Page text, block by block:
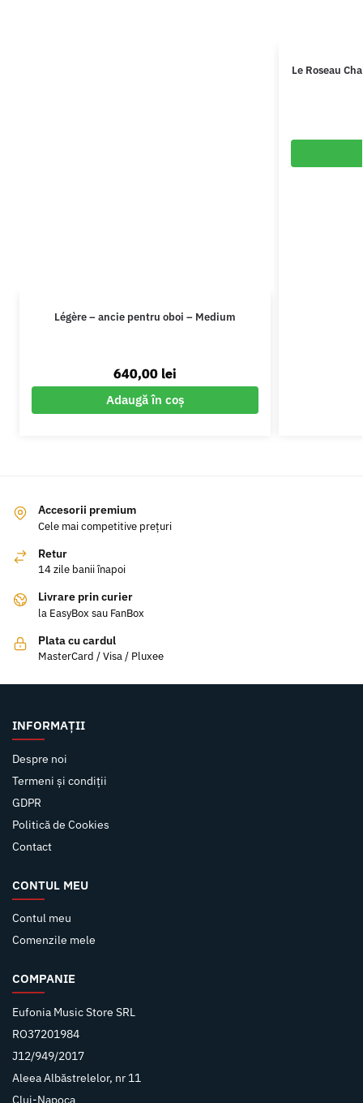
Légère – ancie pentru oboi – Medium
640,00 lei
Adaugă în coș
Le Roseau
Accesorii premium
Cele mai competitive prețuri
Retur
14 zile banii înapoi
Livrare prin curier
la EasyBox sau FanBox
Plata cu cardul
MasterCard / Visa / Pluxee
INFORMAȚII
Despre noi
Termeni și condiții
GDPR
Politică de Cookies
Contact
CONTUL MEU
Contul meu
Comenzile mele
COMPANIE
Eufonia Music Store SRL
RO37201984
J12/949/2017
Aleea Albăstrelelor, nr 11
Cluj-Napoca